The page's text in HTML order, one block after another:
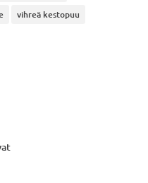
vihreä kestopuu